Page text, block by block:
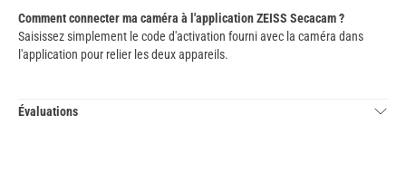
Comment connecter ma caméra à l'application ZEISS Secacam ?
Saisissez simplement le code d'activation fourni avec la caméra dans
l'application pour relier les deux appareils.
Évaluations